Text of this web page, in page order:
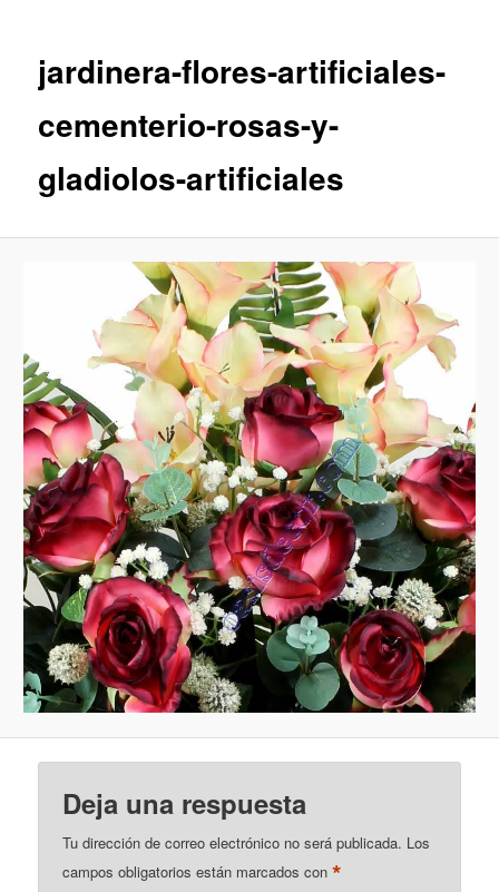
jardinera-flores-artificiales-
cementerio-rosas-y-
gladiolos-artificiales
Deja una respuesta
Tu dirección de correo electrónico no será publicada. Los
campos obligatorios están marcados con*